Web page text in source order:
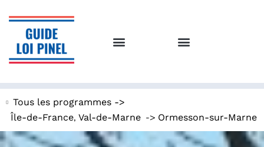
Tous les programmes ->
Île-de-France, Val-de-Marne -> Ormesson-sur-Marne